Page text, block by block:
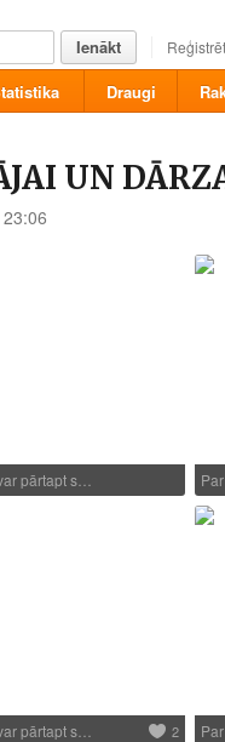
Ienākt
Draugi
UN
pārtapt s…
pārtapt s… 2